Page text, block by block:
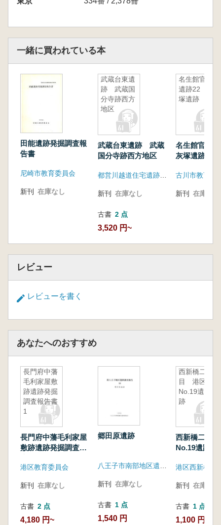
一緒に買われている本
田能遺跡発掘調査報
告書
尼崎市教育委員会
新刊 在庫なし
武蔵台東遺
跡 武蔵国
分寺跡西方
地区
武蔵台東遺跡 武蔵
国分寺跡西方地区
新刊 在庫なし
古書 2 点
3,520 円~
名生館官衙
遺跡22 灰
塚遺跡
名生館官衙
灰塚遺跡
古川市教育委
新刊 在庫なし
レビュー
レビューを書く
あなたへのおすすめ
長門府中藩
毛利家屋敷
跡遺跡発掘
調査報告書
1
長門府中藩毛利家屋
敷跡遺跡発掘調査報
港区教育委員会
新刊 在庫なし
古書 2 点
4,180 円~
郷田原遺跡
新刊 在庫なし
古書 1 点
1,540 円
西新橋二丁
目 港区
No.19遺
跡
西新橋二丁
No.19遺跡
新刊 在庫なし
古書 1 点
1,100 円